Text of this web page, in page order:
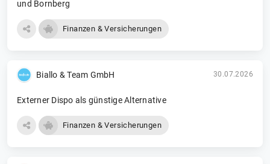
und Bornberg
Finanzen & Versicherungen
Biallo & Team GmbH 30.07.2026
Externer Dispo als günstige Alternative
Finanzen & Versicherungen